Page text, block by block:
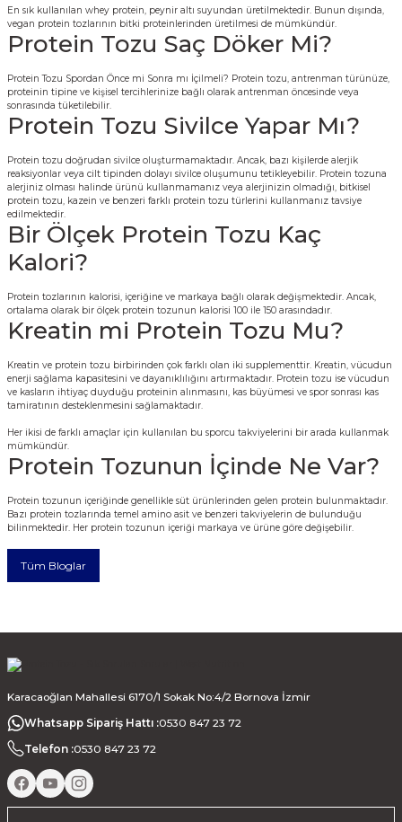
En sık kullanılan whey protein, peynir altı suyundan üretilmektedir. Bunun dışında,
vegan protein tozlarının bitki proteinlerinden üretilmesi de mümkündür.
Protein Tozu Saç Döker Mi?
Protein Tozu Spordan Önce mi Sonra mı İçilmeli? Protein tozu, antrenman türünüze,
proteinin tipine ve kişisel tercihlerinize bağlı olarak antrenman öncesinde veya
sonrasında tüketilebilir.
Protein Tozu Sivilce Yapar Mı?
Protein tozu doğrudan sivilce oluşturmamaktadır. Ancak, bazı kişilerde alerjik
reaksiyonlar veya cilt tipinden dolayı sivilce oluşumunu tetikleyebilir. Protein tozuna
alerjiniz olması halinde ürünü kullanmamanız veya alerjinizin olmadığı, bitkisel
protein tozu, kazein ve benzeri farklı protein tozu türlerini kullanmanız tavsiye
edilmektedir.
Bir Ölçek Protein Tozu Kaç
Kalori?
Protein tozlarının kalorisi, içeriğine ve markaya bağlı olarak değişmektedir. Ancak,
ortalama olarak bir ölçek protein tozunun kalorisi 100 ile 150 arasındadır.
Kreatin mi Protein Tozu Mu?
Kreatin ve protein tozu birbirinden çok farklı olan iki supplementtir. Kreatin, vücudun
enerji sağlama kapasitesini ve dayanıklılığını artırmaktadır. Protein tozu ise vücudun
ve kasların ihtiyaç duyduğu proteinin alınmasını, kas büyümesi ve spor sonrası kas
tamiratının desteklenmesini sağlamaktadır.
Her ikisi de farklı amaçlar için kullanılan bu sporcu takviyelerini bir arada kullanmak
mümkündür.
Protein Tozunun İçinde Ne Var?
Protein tozunun içeriğinde genellikle süt ürünlerinden gelen protein bulunmaktadır.
Bazı protein tozlarında temel amino asit ve benzeri takviyelerin de bulunduğu
bilinmektedir. Her protein tozunun içeriği markaya ve ürüne göre değişebilir.
Tüm Bloglar
Karacaoğlan Mahallesi 6170/1 Sokak No:4/2 Bornova İzmir
Whatsapp Sipariş Hattı :0530 847 23 72
Telefon :0530 847 23 72